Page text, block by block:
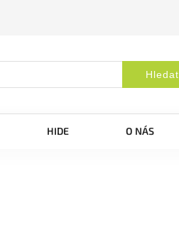
Hledat
HIDE O NÁS